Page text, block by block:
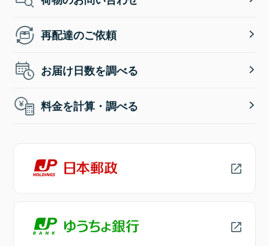
再配達のご依頼
お届け日数を調べる
料金を計算・調べる